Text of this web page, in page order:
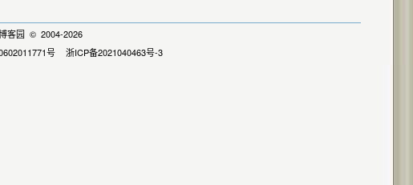
客园© 2004-2026
号
浙ICP备2021040463号-3